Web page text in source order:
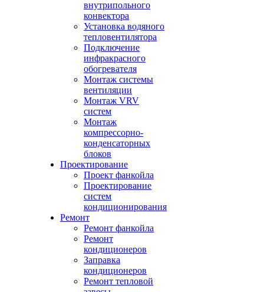
внутрипольного
конвектора
Установка водяного
тепловентилятора
Подключение
инфракрасного
обогревателя
Монтаж системы
вентиляции
Монтаж VRV
систем
Монтаж
компрессорно-
конденсаторных
блоков
Проектирование
Проект фанкойла
Проектирование
систем
кондиционирования
Ремонт
Ремонт фанкойла
Ремонт
кондиционеров
Заправка
кондиционеров
Ремонт тепловой